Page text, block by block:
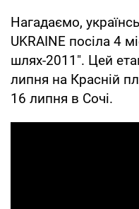
Нагадаємо,
UKRAINE посіла 4
шлях-2011". Цей
липня на Красній
16 липня в Сочі.